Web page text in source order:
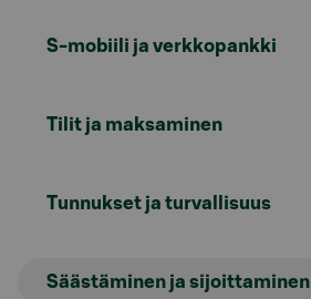
S-mobiili ja verkkopankki
Tilit ja maksaminen
Tunnukset ja turvallisuus
Säästäminen ja sijoittaminen